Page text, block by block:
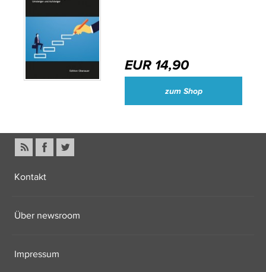
EUR 14,90
zum Shop
Kontakt
Über newsroom
Impressum